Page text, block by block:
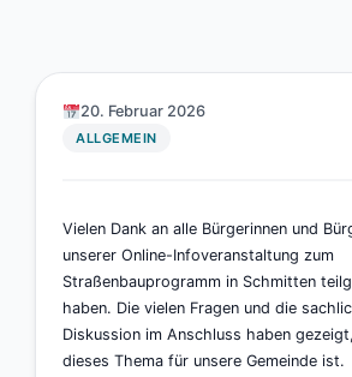
20. Februar 2026
ALLGEMEIN
Vielen Dank an alle Bürgerinnen und
unserer Online-Infoveranstaltung zum
Straßenbauprogramm in Schmitten
haben. Die vielen Fragen und die
Diskussion im Anschluss haben
dieses Thema für unsere Gemeinde ist.